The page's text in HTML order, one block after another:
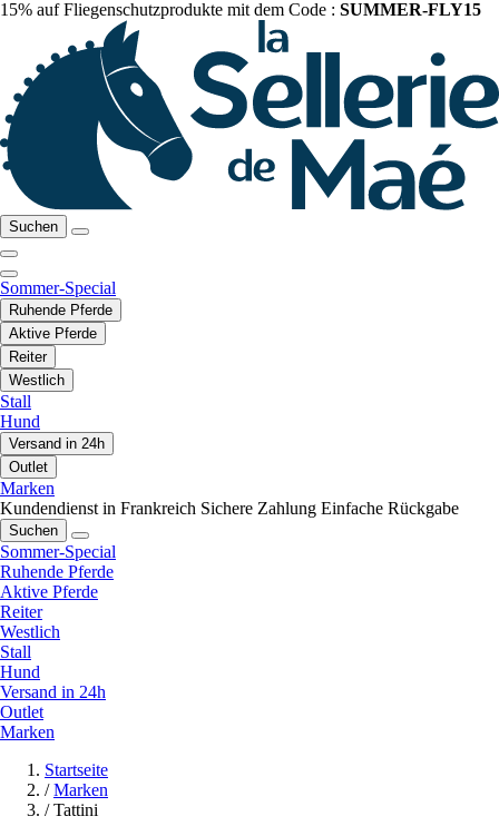
15% auf Fliegenschutzprodukte mit dem Code : SUMMER-FLY15
Suchen
Sommer-Special
Ruhende Pferde
Aktive Pferde
Reiter
Westlich
Stall
Hund
Versand in 24h
Outlet
Marken
Kundendienst in Frankreich Sichere Zahlung Einfache Rückgabe
Suchen
Sommer-Special
Ruhende Pferde
Aktive Pferde
Reiter
Westlich
Stall
Hund
Versand in 24h
Outlet
Marken
Startseite
/ Marken
/ Tattini